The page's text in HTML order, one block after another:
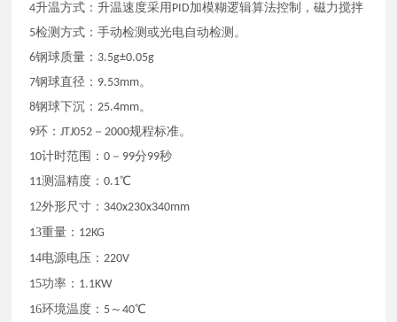
4升温方式：升温速度采用PID加模糊逻辑算法控制，磁力搅拌
5检测方式：手动检测或光电自动检测。
6钢球质量：3.5g±0.05g
7钢球直径：9.53mm。
8钢球下沉：25.4mm。
9环：JTJ052－2000规程标准。
10计时范围：0－99分99秒
11测温精度：0.1℃
12外形尺寸：340x230x340mm
13重量：12KG
14电源电压：220V
15功率：1.1KW
16环境温度：5～40℃